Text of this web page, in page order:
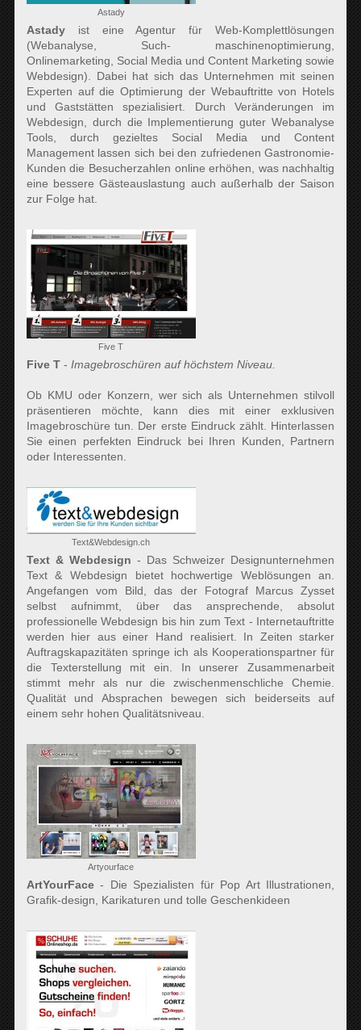
Astady
Astadyist eine Agentur für Web-Komplettlösungen
(Webanalyse, Such- maschinenoptimierung,
Onlinemarketing, Social Media und Content Marketing sowie
Webdesign). Dabei hat sich das Unternehmen mit seinen
Experten auf die Optimierung der Webauftritte von Hotels
und Gaststätten spezialisiert. Durch Veränderungen im
Webdesign, durch die Implementierung guter Webanalyse
Tools, durch gezieltes Social Media und Content
Management lassen sich bei den zufriedenen Gastronomie-
Kunden die Besucherzahlen online erhöhen, was nachhaltig
eine bessere Gästeauslastung auch außerhalb der Saison
zur Folge hat.
Five T
Five T- Imagebroschüren auf höchstem Niveau.
Ob KMU oder Konzern, wer sich als Unternehmen stilvoll
präsentieren möchte, kann dies mit einer exklusiven
Imagebroschüre tun. Der erste Eindruck zählt. Hinterlassen
Sie einen perfekten Eindruck bei Ihren Kunden, Partnern
oder Interessenten.
Text&Webdesign.ch
Text & Webdesign - Das Schweizer Designunternehmen
Text & Webdesign bietet hochwertige Weblösungen an.
Angefangen vom Bild, das der Fotograf Marcus Zysset
selbst aufnimmt, über das ansprechende, absolut
professionelle Webdesign bis hin zum Text - Internetauftritte
werden hier aus einer Hand realisiert. In Zeiten starker
Auftragskapazitäten springe ich als Kooperationspartner für
die Texterstellung mit ein. In unserer Zusammenarbeit
stimmt mehr als nur die zwischenmenschliche Chemie.
Qualität und Absprachen bewegen sich beiderseits auf
einem sehr hohen Qualitätsniveau.
Artyourface
ArtYourFace- Die Spezialisten für Pop Art Illustrationen,
Grafik-design, Karikaturen und tolle Geschenkideen